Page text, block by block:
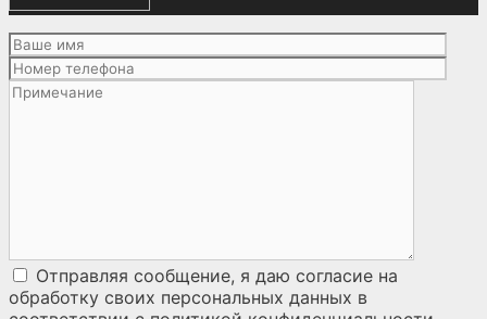
Отправляя сообщение, я даю согласие на
обработку своих персональных данных в